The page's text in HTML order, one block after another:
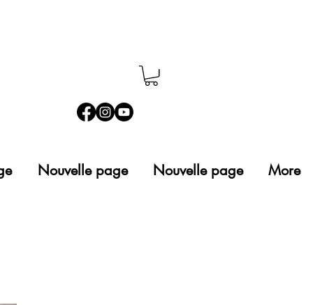
Nouvelle page Nouvelle page More